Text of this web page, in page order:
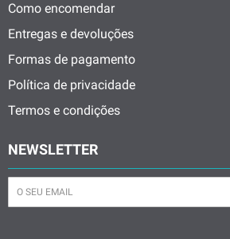
Como encomendar
Entregas e devoluções
Formas de pagamento
Política de privacidade
Termos e condições
NEWSLETTER